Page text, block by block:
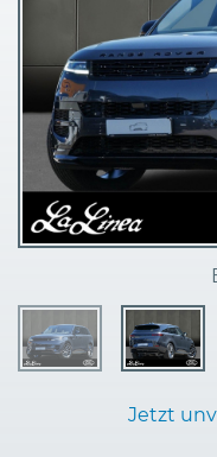
Jetzt